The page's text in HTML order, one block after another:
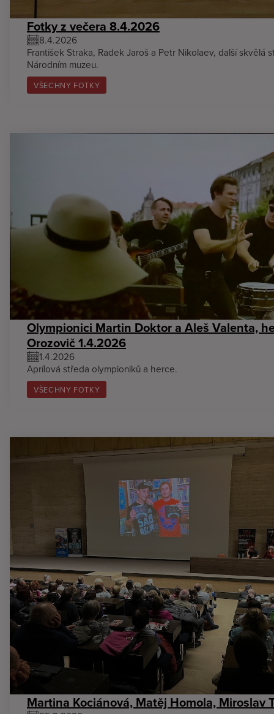
Fotky z večera 8.4.2026
8.4.2026
František Straka, Radek Jaroš a Petr Nikolaev, další skvělá
Národním muzeu.
VŠECHNY FOTKY
Olympionici Martin Doktor a Aleš Valenta,
Orozovič 1.4.2026
1.4.2026
Aprílová středa olympioniků a herce.
VŠECHNY FOTKY
Martina Kociánová, Matěj Homola, Miroslav